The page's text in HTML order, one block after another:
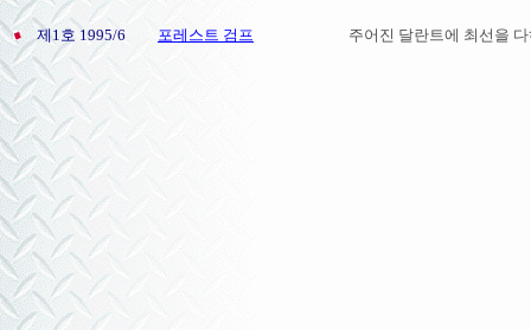
제1호 1995/6 포레스트 검프 주어진 달란트에 최선을